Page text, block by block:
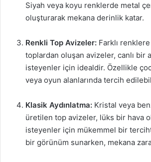
Siyah veya koyu renklerde metal
oluşturarak mekana derinlik katar.
Renkli Top Avizeler: Farklı
toplardan oluşan avizeler, canlı bir
isteyenler için idealdir. Özellikle
veya oyun alanlarında tercih
Klasik Aydınlatma: Kristal veya
üretilen top avizeler, lüks bir hava
isteyenler için mükemmel bir
bir görünüm sunarken, mekana